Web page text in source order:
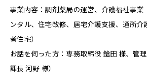
事業内容：調剤薬局の運営、介護福祉事業
ンタル、住宅改修、居宅介護支援、通所
者住宅）
お話を伺った方：専務取締役 鎗田 様、管
課長 河野 様）